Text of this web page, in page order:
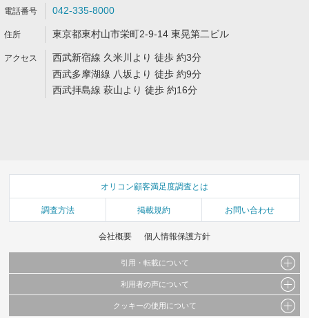
042-335-8000
東京都東村山市栄町2-9-14 東晃第二ビル
西武新宿線 久米川より 徒歩 約3分
西武多摩湖線 八坂より 徒歩 約9分
西武拝島線 萩山より 徒歩 約16分
オリコン顧客満足度調査とは
調査方法 掲載規約 お問い合わせ
会社概要 個人情報保護方針
引用・転載について
当サイトで公開されている情報（文字、写真、イラスト、画像データ等）及びこれらの配
これらの情報を権利者の許可なく無断転載・複製などの二次利用を行うことは固く禁じて
利用者の声について
当サイトに掲載している内容はすべてサービスの利用者が提出された見解・感想です。
クッキーの使用について